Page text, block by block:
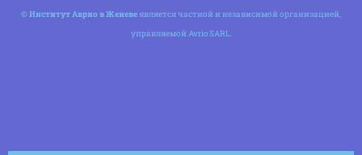
©Институт Аврио в Женевеявляется частной и независимой организацией,
управляемой Avrio SARL.